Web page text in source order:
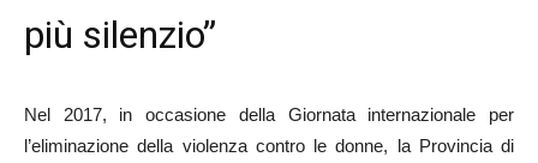
più silenzio”
Nel 2017, in occasione della Giornata internazionale per
l’eliminazione della violenza contro le donne, la Provincia di